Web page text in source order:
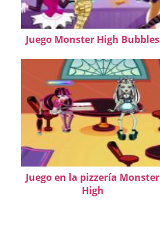
Juego Monster High Bubbles
Juego en la pizzería Monster
High